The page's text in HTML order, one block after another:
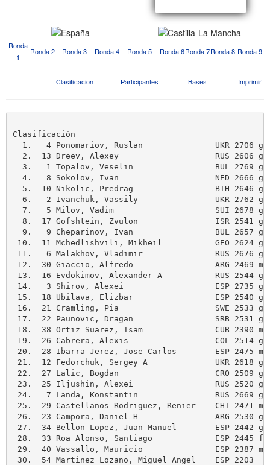
Ronda
1
Ronda 2 Ronda 3 Ronda 4 Ronda 5 Ronda 6Ronda 7Ronda 8 Ronda 9
Clasificacion Participantes Bases Imprimir
Clasificación
1.   4 Ponomariov, Ruslan               UKR 2706
2.  13 Dreev, Alexey                    RUS 2606
3.   1 Topalov, Veselin                 BUL 2769
4.   8 Sokolov, Ivan                    NED 2666
5.  10 Nikolic, Predrag                 BIH 2646
6.   2 Ivanchuk, Vassily                UKR 2762
7.   5 Milov, Vadim                     SUI 2678
8.  17 Gofshtein, Zvulon                ISR 2541
9.   9 Cheparinov, Ivan                 BUL 2657
10.  11 Mchedlishvili, Mikheil           GEO 2624
11.   6 Malakhov, Vladimir               RUS 2676
12.  30 Giaccio, Alfredo                 ARG 2469
13.  16 Evdokimov, Alexander A           RUS 2544
14.   3 Shirov, Alexei                   ESP 2735
15.  18 Ubilava, Elizbar                 ESP 2540
16.  21 Cramling, Pia                    SWE 2533
17.  22 Paunovic, Dragan                 SRB 2531
18.  38 Ortiz Suarez, Isam               CUB 2390
19.  26 Cabrera, Alexis                  COL 2514
20.  28 Ibarra Jerez, Jose Carlos        ESP 2475
21.  12 Fedorchuk, Sergey A              UKR 2618
22.  27 Lalic, Bogdan                    CRO 2509
23.  25 Iljushin, Alexei                 RUS 2520
24.   7 Landa, Konstantin                RUS 2669
25.  29 Castellanos Rodriguez, Renier    CHI 2471
26.  23 Campora, Daniel H                ARG 2530
27.  34 Bellon Lopez, Juan Manuel        ESP 2442
28.  33 Roa Alonso, Santiago             ESP 2445
29.  40 Vassallo, Mauricio               ESP 2387
30.  54 Martinez Lozano, Miguel Angel    ESP